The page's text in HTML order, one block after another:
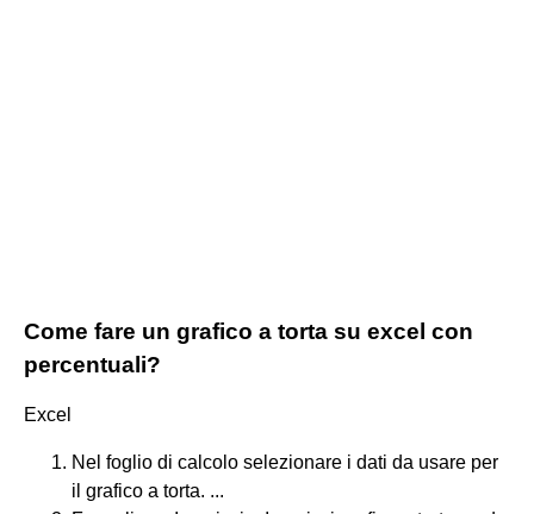
Come fare un grafico a torta su excel con
percentuali?
Excel
Nel foglio di calcolo selezionare i dati da usare per
il grafico a torta. ...